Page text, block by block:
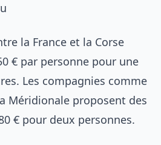
la France et la Corse
€ par personne pour une
Les compagnies comme
Méridionale proposent des
€ pour deux personnes.